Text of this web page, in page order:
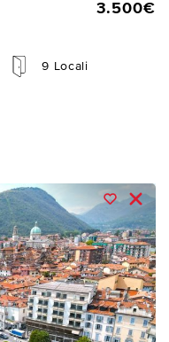
3.500€
9 Locali